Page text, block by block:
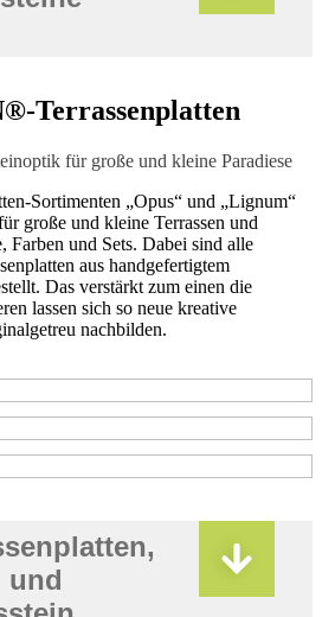
Terrassenplatten
für große und kleine Paradiese
Sortimenten „Opus“ und „Lignum“
große und kleine Terrassen und
Farben und Sets. Dabei sind alle
aus handgefertigtem
Das verstärkt zum einen die
lassen sich so neue kreative
nachbilden.
Werk GmbH WESERWABEN
Werk GmbH WESERWABEN
Werk GmbH WESERWABEN
und